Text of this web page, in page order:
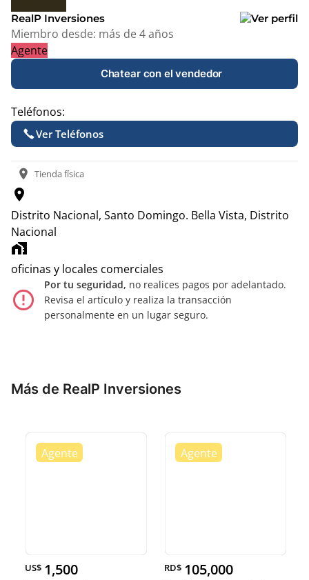
RealP Inversiones
Miembro desde: más de 4 años
Agente
Chatear con el vendedor
Teléfonos:
Ver Teléfonos
location_on Tienda física
location_on
Distrito Nacional, Santo Domingo. Bella Vista, Distrito
Nacional
home_work
oficinas y locales comerciales
error_outline
Por tu seguridad, no realices pagos por adelantado.
Revisa el artículo y realiza la transacción
personalmente en un lugar seguro.
Más de RealP Inversiones
US$ 1,500 RD$ 105,000